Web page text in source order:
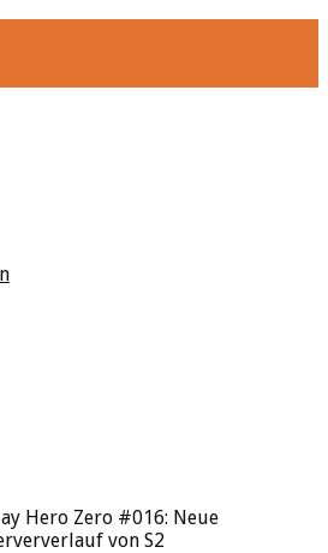
Hero Zero #016: Neue
von S2